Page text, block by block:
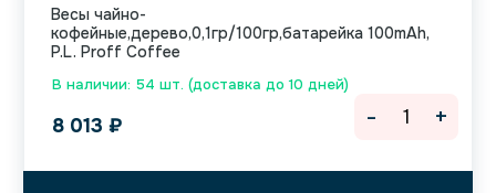
В наличии: 54 шт. (доставка до 10 дней)
Весы чайно-
кофейные,дерево,0,1гр/100гр,батарейка 100mAh,
P.L. Proff Coffee
8 013 ₽ - +